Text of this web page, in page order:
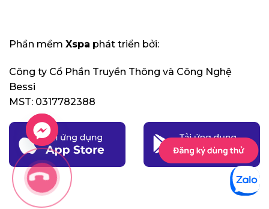
Phần mềm Xspa phát triển bởi:
Công ty Cổ Phần Truyền Thông và Công Nghệ
Bessi
MST: 0317782388